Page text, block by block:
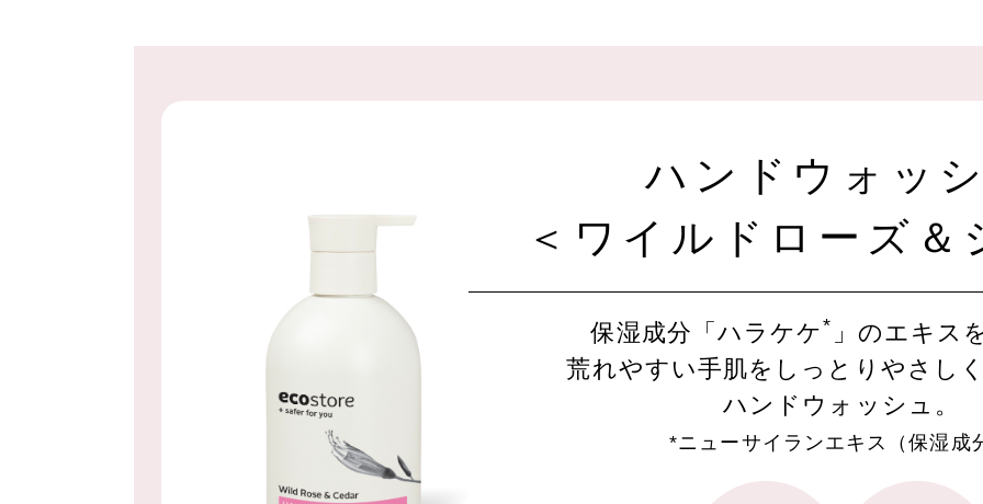
ハンドウォッ
＜ワイルドローズ＆
保湿成分「ハラケケ* 」のエキス
荒れやすい手肌をしっとりやさし
ハンドウォッシュ。
*ニューサイランエキス（保湿成